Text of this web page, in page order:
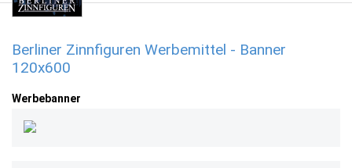
Berliner Zinnfiguren Werbemittel - Banner
120x600
Werbebanner